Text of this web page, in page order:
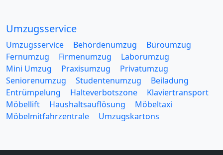
Umzugsservice
Umzugsservice Behördenumzug
Büroumzug
Fernumzug
Firmenumzug
Laborumzug
Mini Umzug
Praxisumzug
Privatumzug
Seniorenumzug
Studentenumzug
Beiladung
Entrümpelung
Halteverbotszone
Klaviertransport
Möbellift
Haushaltsauflösung
Möbeltaxi
Möbelmitfahrzentrale
Umzugskartons